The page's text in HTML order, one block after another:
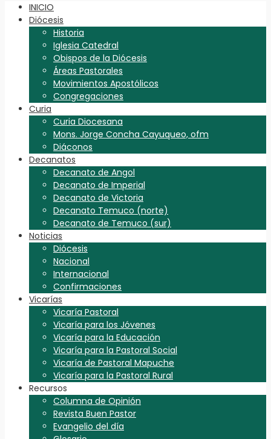
INICIO
Diócesis
Historia
Iglesia Catedral
Obispos de la Diócesis
Áreas Pastorales
Movimientos Apostólicos
Congregaciones
Curia
Curia Diocesana
Mons. Jorge Concha Cayuqueo, ofm
Diáconos
Decanatos
Decanato de Angol
Decanato de Imperial
Decanato de Victoria
Decanato Temuco (norte)
Decanato de Temuco (sur)
Noticias
Diócesis
Nacional
Internacional
Confirmaciones
Vicarías
Vicaría Pastoral
Vicaría para los Jóvenes
Vicaría para la Educación
Vicaría para la Pastoral Social
Vicaría de Pastoral Mapuche
Vicaría para la Pastoral Rural
Recursos
Columna de Opinión
Revista Buen Pastor
Evangelio del día